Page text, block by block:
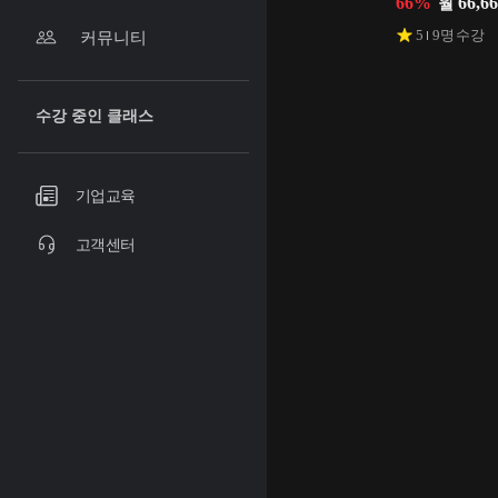
커뮤니티
수강 중인 클래스
기업교육
고객센터
월
5 9명 수강